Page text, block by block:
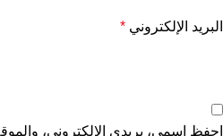
البريد الإلكتروني *
احفظ اسمي، بريدي الإلكتروني،